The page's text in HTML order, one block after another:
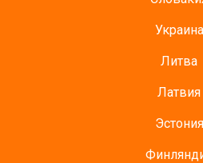
Украина
Литва
Латвия
Эстония